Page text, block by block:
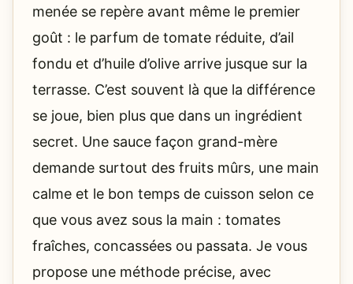
menée se repère avant même le premier
goût : le parfum de tomate réduite, d’ail
fondu et d’huile d’olive arrive jusque sur la
terrasse. C’est souvent là que la différence
se joue, bien plus que dans un ingrédient
secret. Une sauce façon grand-mère
demande surtout des fruits mûrs, une main
calme et le bon temps de cuisson selon ce
que vous avez sous la main : tomates
fraîches, concassées ou passata. Je vous
propose une méthode précise, avec